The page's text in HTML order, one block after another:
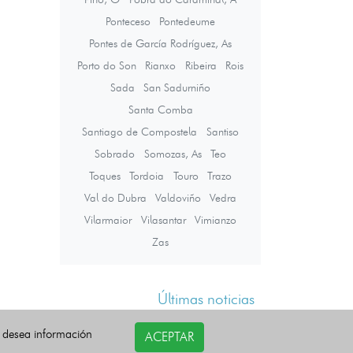
Ponteceso
Pontedeume
Pontes de García Rodríguez, As
Porto do Son
Rianxo Ribeira
Rois
Sada
San Sadurniño
Santa Comba
Santiago de Compostela
Santiso
Sobrado
Somozas, As
Teo
Toques
Tordoia Touro
Trazo
Val do Dubra
Valdoviño
Vedra
Vilarmaior
Vilasantar
Vimianzo
Zas
Últimas noticias
información
ACEPTAR